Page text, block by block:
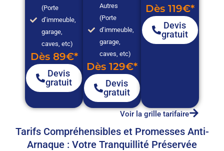
(Porte
d’immeuble,
garage,
caves, etc)
Dès 89€*
Devis
gratuit
Autres
(Porte
d’immeuble,
garage,
caves, etc)
Dès 129€*
Devis
gratuit
Dès 119€*
Devis
gratuit
Voir la grille tarifaire
Tarifs Compréhensibles et Promesses Anti-
Arnaque : Votre Tranquillité Préservée